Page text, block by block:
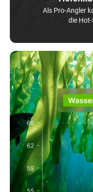
Als Pro-Angler
die